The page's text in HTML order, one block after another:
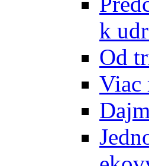
k
Od
Viac